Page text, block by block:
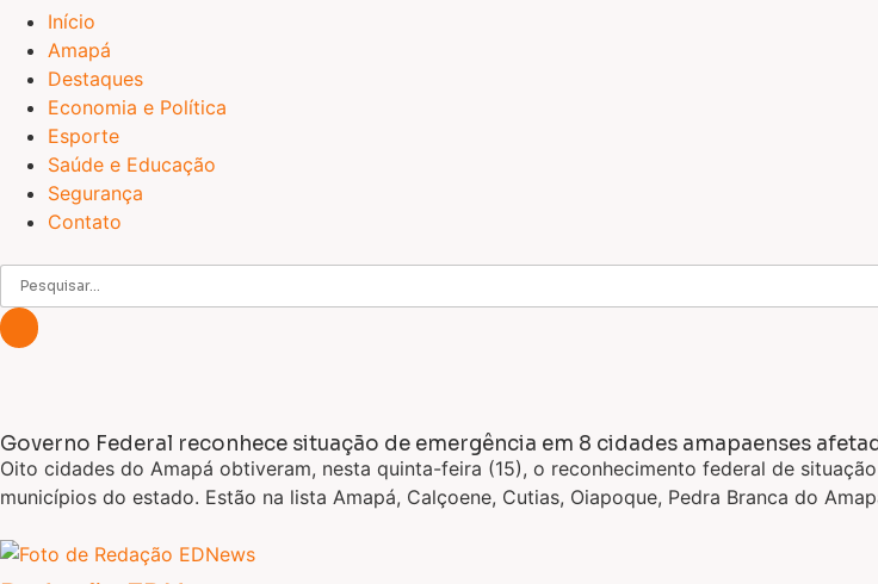
Início
Amapá
Destaques
Economia e Política
Esporte
Saúde e Educação
Segurança
Contato
Governo Federal reconhece situação de emergência em 8 cidades amapaenses
Oito cidades do Amapá obtiveram, nesta quinta-feira (15), o reconhecimento federal de
municípios do estado. Estão na lista Amapá, Calçoene, Cutias, Oiapoque, Pedra Branca do